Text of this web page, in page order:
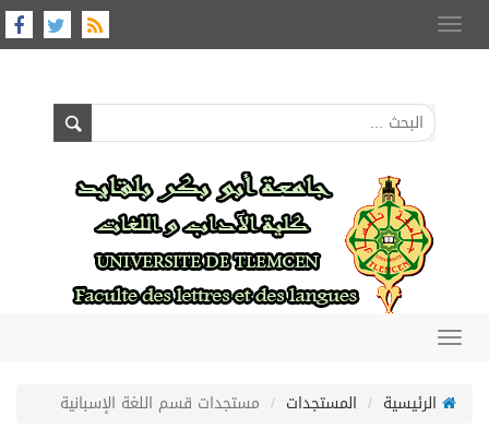
Toggle
navigation
Toggle
الرئيسية
المستجدات مستجدات قسم اللغة الإسبانية